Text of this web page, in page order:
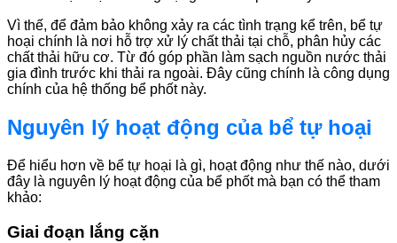
Vì thế, để đảm bảo không xảy ra các tình trạng kể trên, bể tự
hoại chính là nơi hỗ trợ xử lý chất thải tại chỗ, phân hủy các
chất thải hữu cơ. Từ đó góp phần làm sạch nguồn nước thải
gia đình trước khi thải ra ngoài. Đây cũng chính là công dụng
chính của hệ thống bể phốt này.
Nguyên lý hoạt động của bể tự hoại
Để hiểu hơn về bể tự hoại là gì, hoạt động như thế nào, dưới
đây là nguyên lý hoạt động của bể phốt mà bạn có thể tham
khảo:
Giai đoạn lắng cặn